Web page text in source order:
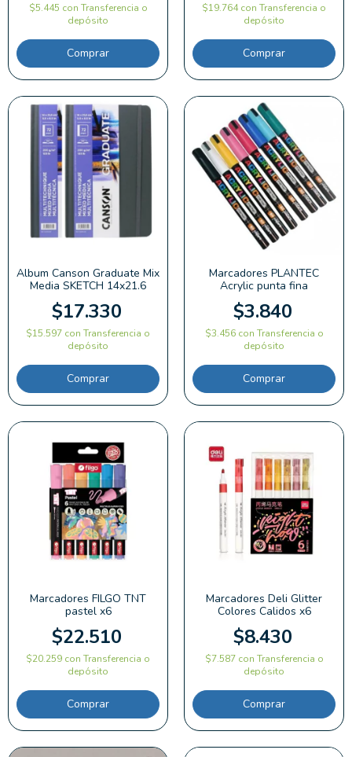
$5.445 con Transferencia o
depósito
Comprar
$19.764con Transferencia o
depósito
Album Canson Graduate Mix
Media SKETCH 14x21.6
$17.330
$15.597 con Transferencia o
depósito
Marcadores PLANTEC
Acrylic punta fina
$3.840
$3.456 con Transferencia o
depósito
Comprar
Marcadores FILGO TNT
pastel x6
$22.510
$20.259 con Transferencia o
depósito
Marcadores Deli Glitter
Colores Calidos x6
$8.430
$7.587 con Transferencia o
depósito